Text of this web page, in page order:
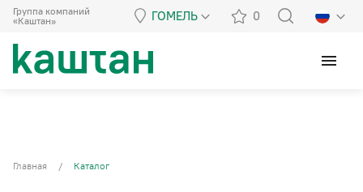
Группа компаний
«Каштан»
ГОМЕЛЬ 0
menu
Главная / Каталог